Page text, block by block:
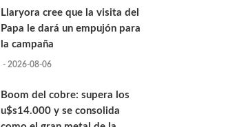
Llaryora cree que la visita del
Papa le dará un empujón para
la campaña
- 2026-08-06
Boom del cobre: supera los
u$s14.000 y se consolida